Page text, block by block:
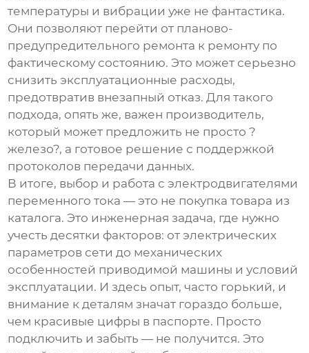
температуры и вибрации уже не фантастика.
Они позволяют перейти от планово-
предупредительного ремонта к ремонту по
фактическому состоянию. Это может серьезно
снизить эксплуатационные расходы,
предотвратив внезапный отказ. Для такого
подхода, опять же, важен производитель,
который может предложить не просто ?
железо?, а готовое решение с поддержкой
протоколов передачи данных.
В итоге, выбор и работа с электродвигателями
переменного тока — это не покупка товара из
каталога. Это инженерная задача, где нужно
учесть десятки факторов: от электрических
параметров сети до механических
особенностей приводимой машины и условий
эксплуатации. И здесь опыт, часто горький, и
внимание к деталям значат гораздо больше,
чем красивые цифры в паспорте. Просто
подключить и забыть — не получится. Это